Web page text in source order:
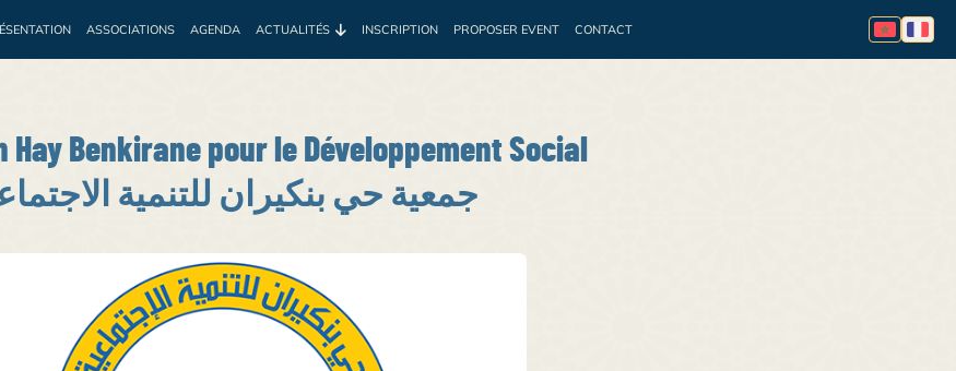
ASSOCIATIONS AGENDA ACTUALITÉS INSCRIPTION PROPOSER EVENT CONTACT
Benkirane pour le Développement Social
جمعية حي بنكيران للتنمية